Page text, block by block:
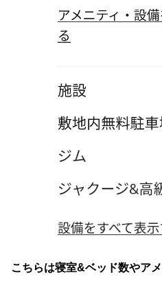
こちらは寝室&ベッド数やア